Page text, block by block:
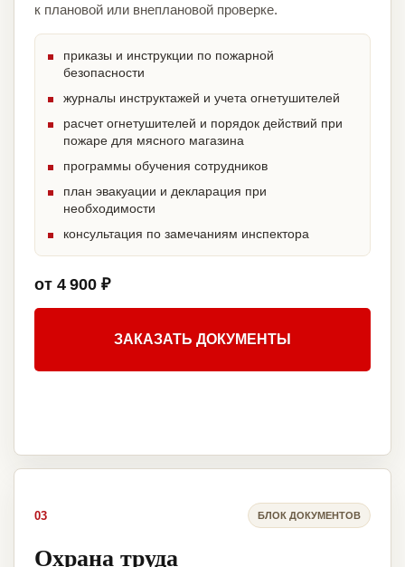
к плановой или внеплановой проверке.
приказы и инструкции по пожарной
безопасности
журналы инструктажей и учета огнетушителей
расчет огнетушителей и порядок действий при
пожаре для мясного магазина
программы обучения сотрудников
план эвакуации и декларация при
необходимости
консультация по замечаниям инспектора
от 4 900 ₽
ЗАКАЗАТЬ ДОКУМЕНТЫ
03 БЛОК ДОКУМЕНТОВ
Охрана труда